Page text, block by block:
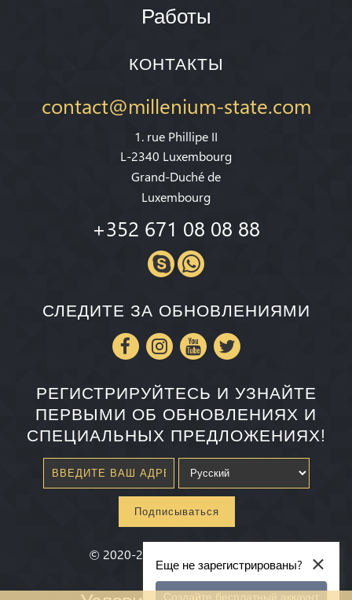
Работы
КОНТАКТЫ
contact@millenium-state.com
1. rue Phillipe II
L-2340 Luxembourg
Grand-Duché de
Luxembourg
+352 671 08 08 88
СЛЕДИТЕ ЗА ОБНОВЛЕНИЯМИ
РЕГИСТРИРУЙТЕСЬ И УЗНАЙТЕ
ПЕРВЫМИ ОБ ОБНОВЛЕНИЯХ И
СПЕЦИАЛЬНЫХ ПРЕДЛОЖЕНИЯХ!
Подписываться
© 2020-2026 ×
Еще не зарегистрированы?
Создайте бесплатный аккаунт